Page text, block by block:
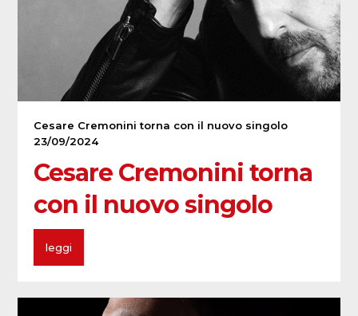
Cesare Cremonini torna con il nuovo singolo
23/09/2024
Cesare Cremonini torna
con il nuovo singolo
leggi